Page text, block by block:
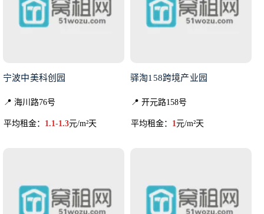
宁波中美科创园
📍 海川路76号
平均租金： 1.1-1.3元/m²天
驿淘158跨境产业园
📍 开元路158号
平均租金： 1元/m²天